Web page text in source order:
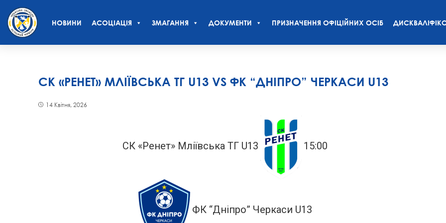
НОВИНИ АСОЦІАЦІЯ ЗМАГАННЯ ДОКУМЕНТИ ПРИЗНАЧЕННЯ ОФІЦІЙНИХ ОСІБ
СК «РЕНЕТ» МЛІЇВСЬКА ТГ U13 VS ФК “ДНІПРО” ЧЕРКАСИ U13
14 Квітня, 2026
СК «Ренет» Мліївська ТГ U13 15:00
ФК “Дніпро” Черкаси U13